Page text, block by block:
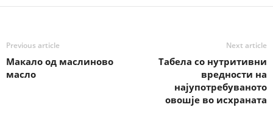
Previous article
Макало од маслиново
масло
Next article
Табела со нутритивни
вредности на
најупотребуваното
овошје во исхраната